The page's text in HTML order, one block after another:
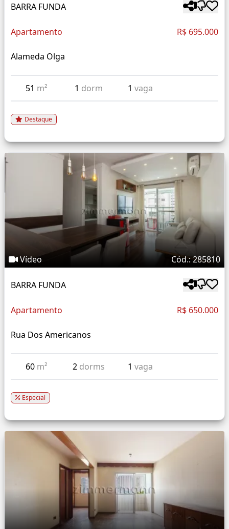
BARRA FUNDA
Apartamento R$ 695.000
Alameda Olga
51 m² 1 dorm 1vaga
Destaque
Vídeo Cód.: 285810
BARRA FUNDA
Apartamento R$ 650.000
Rua Dos Americanos
60 m² 2 dorms 1vaga
Especial